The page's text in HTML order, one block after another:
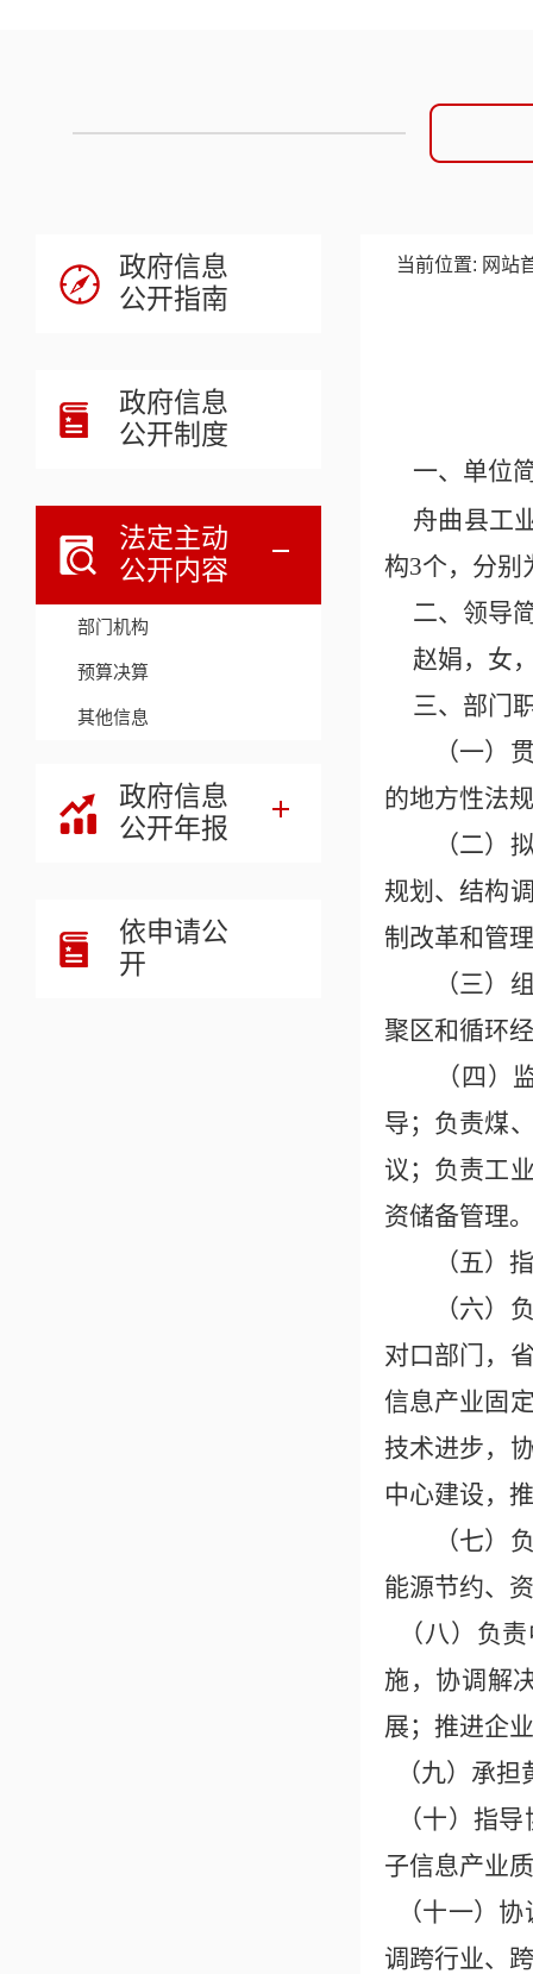
政府信息
公开指南
政府信息
公开制度
法定主动
公开内容
部门机构
预算决算
其他信息
政府信息
公开年报
依申请公
开
当前位置: 网站
一、单位
舟曲县工
构3个，分别
二、领导
赵娟，女
三、部门
（一）贯
的地方性法
（二）拟
规划、结构
制改革和管
（三）组
聚区和循环
（四）监
导；负责煤
议；负责工
资储备管理。
（五）指
（六）负
对口部门，
信息产业固
技术进步，
中心建设，
（七）负
能源节约、
（八）负
施，协调解
展；推进企
（九）承担
（十）指
子信息产业
（十一）
调跨行业、